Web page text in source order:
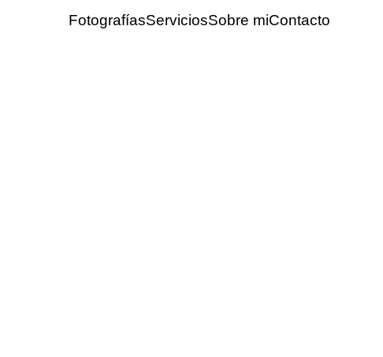
FotografíasServiciosSobre miContacto